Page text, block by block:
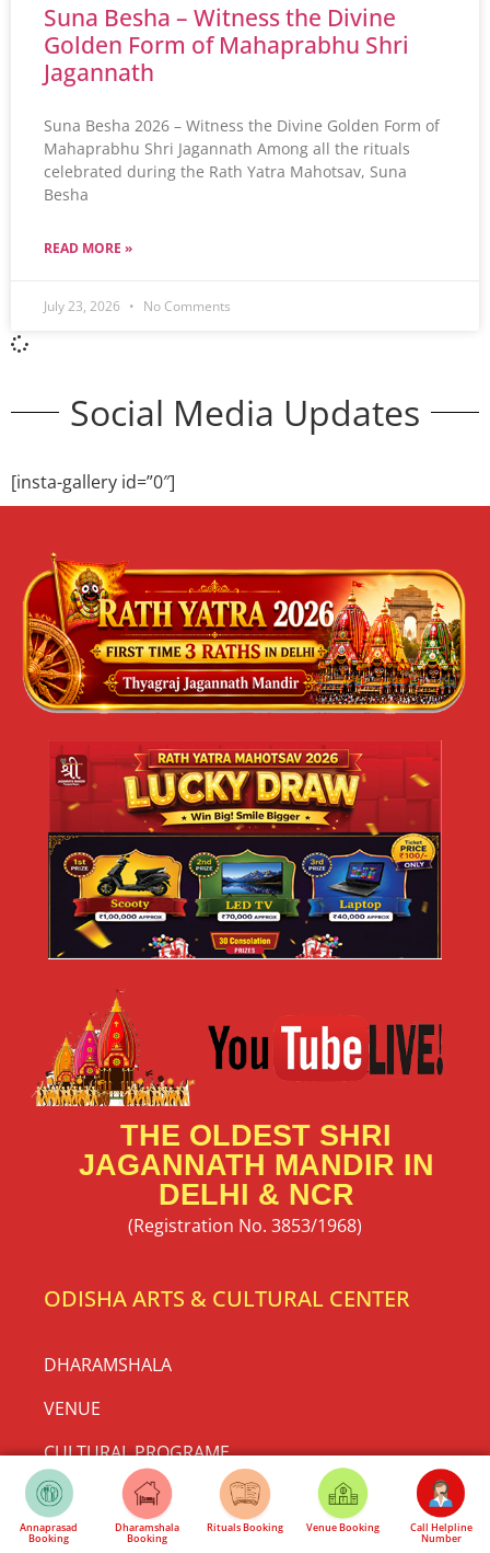
Suna Besha – Witness the Divine
Golden Form of Mahaprabhu Shri
Jagannath
Suna Besha 2026 – Witness the Divine Golden Form of
Mahaprabhu Shri Jagannath Among all the rituals
celebrated during the Rath Yatra Mahotsav, Suna
Besha
READ MORE »
July 23, 2026 No Comments
Social Media Updates
[insta-gallery id=”0″]
THE OLDEST SHRI
JAGANNATH MANDIR IN
DELHI & NCR
(Registration No. 3853/1968)
ODISHA ARTS & CULTURAL CENTER
DHARAMSHALA
VENUE
CULTURAL PROGRAME
HEALTH CHECK-UP CLINIC
MEDITATION
Annaprasad
Booking
Dharamshala
Booking
Rituals Booking Venue Booking Call Helpline
Number